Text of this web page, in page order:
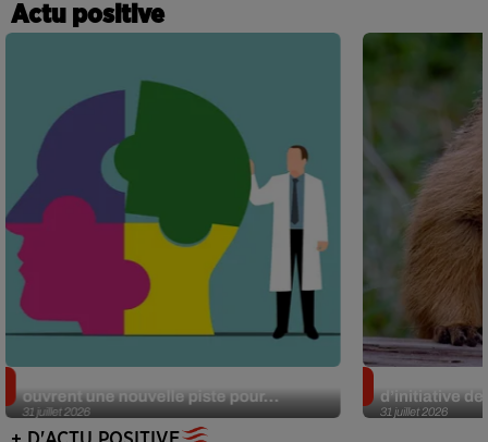
Actu positive
31 juillet 2026
ouvrent une nouvelle piste pour...
31 juillet 2026
d’initiative